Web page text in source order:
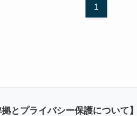
1
とプライバシー保護について】